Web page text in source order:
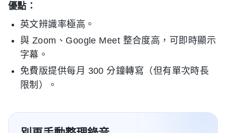
優點：
英文辨識率極高。
與 Zoom、Google Meet 整合度高，可即時顯示
字幕。
免費版提供每月 300 分鐘轉寫（但有單次時長
限制）。